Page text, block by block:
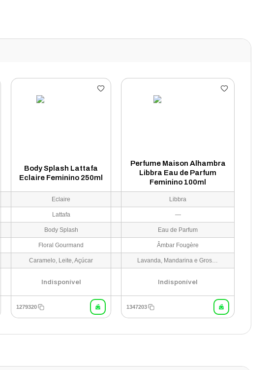
Body Splash Lattafa
Eclaire Feminino 250ml
Perfume Maison Alhambra
Libbra Eau de Parfum
Feminino 100ml
Eclaire Libbra
Lattafa —
Body Splash Eau de Parfum
Floral Gourmand Âmbar Fougère
Caramelo, Leite, Açúcar Lavanda, Mandarina e Groselha
Indisponível Indisponível
1279320 1347203